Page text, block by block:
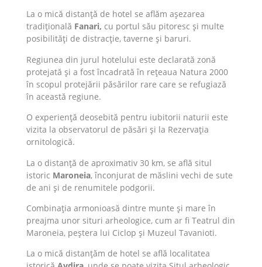
La o mică distanță de hotel se aflăm așezarea
tradițională Fanari, cu portul său pitoresc și multe
posibilități de distracție, taverne și baruri.
Regiunea din jurul hotelului este declarată zonă
protejată și a fost încadrată în rețeaua Natura 2000
în scopul protejării păsărilor rare care se refugiază
în această regiune.
O experiență deosebită pentru iubitorii naturii este
vizita la observatorul de păsări și la Rezervația
ornitologică.
La o distanță de aproximativ 30 km, se află situl
istoric Maroneia, înconjurat de măslini vechi de sute
de ani și de renumitele podgorii.
Combinația armonioasă dintre munte și mare în
preajma unor situri arheologice, cum ar fi Teatrul din
Maroneia, peștera lui Ciclop și Muzeul Tavanioti.
La o mică distanțăm de hotel se află localitatea